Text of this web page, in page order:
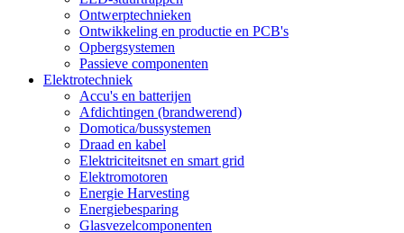
Ontwerptechnieken
Ontwikkeling en productie en PCB's
Opbergsystemen
Passieve componenten
Elektrotechniek
Accu's en batterijen
Afdichtingen (brandwerend)
Domotica/bussystemen
Draad en kabel
Elektriciteitsnet en smart grid
Elektromotoren
Energie Harvesting
Energiebesparing
Glasvezelcomponenten